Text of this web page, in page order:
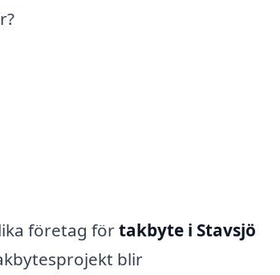
företag förtakbyte i Stavsjö
blir